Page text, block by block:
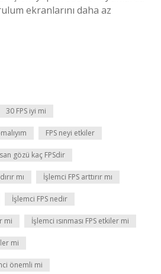
ekranlarını daha az
30 FPS iyi mi
FPS neyi etkiler
gözü kaç FPSdir
mı İşlemci FPS arttırır mı
İşlemci FPS nedir
mi İşlemci ısınması FPS etkiler mi
mi
önemli mi